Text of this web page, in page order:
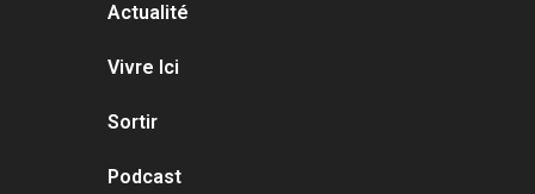
Actualité
Vivre Ici
Sortir
Podcast